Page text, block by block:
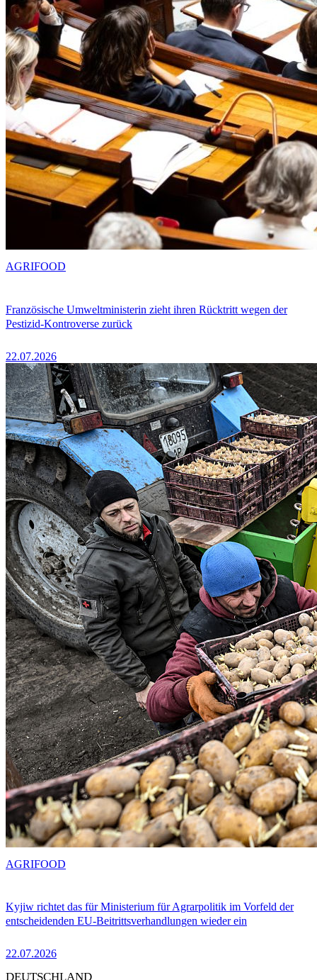
Französische Umweltministerin zieht ihren Rücktritt wegen der
Pestizid-Kontroverse zurück
22.07.2026
AGRIFOOD
Kyjiw richtet das für Ministerium für Agrarpolitik im Vorfeld der
entscheidenden EU-Beitrittsverhandlungen wieder ein
22.07.2026
AGRIFOOD
DEUTSCHLAND